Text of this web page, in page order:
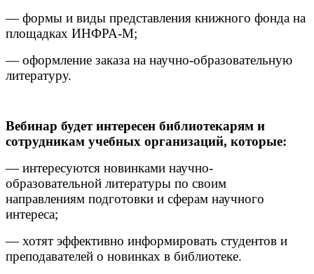
— формы и виды представления книжного фонда на
площадках ИНФРА-М;
— оформление заказа на научно-образовательную
литературу.
Вебинар будет интересен библиотекарям и
сотрудникам учебных организаций, которые:
— интересуются новинками научно-
образовательной литературы по своим
направлениям подготовки и сферам научного
интереса;
— хотят эффективно информировать студентов и
преподавателей о новинках в библиотеке.